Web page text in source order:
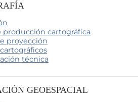
producción cartográfica
proyección
técnica
GEOESPACIAL